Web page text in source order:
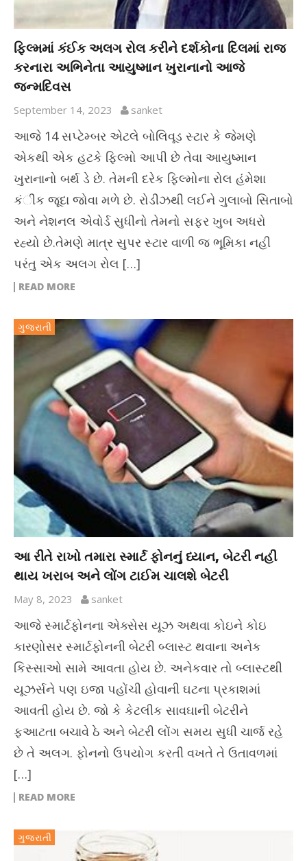
ફિલ્મમાં કંઈક અલગ રોલ કરીને દર્શકોના દિલમાં રાજ
કરનારા અભિનેતા આયુષ્માન ખુરાનાનો આજે
જન્મદિવસ
September 14, 2023 sanket
આજે 14 સપ્ટેમ્બર એટલે બોલિવૂડ સ્ટાર કે જેમણે
એકથી એક હટકે ફિલ્મો આપી છે તેવા આયુષ્માન
ખુરાનાનો બર્થ ડે છે. તેમની દરેક ફિલ્મોના રોલ હંમેશા
કંીક જૂદા જોવા મળે છે. રોડીઝથી લઈને ગુલાબો સિતાબો
અને નેશનલ એવોર્ડ સુધીનો તેમનો સફર ખુબ અધરો
રહ્યો છે.તેમણે માત્ર સુપર સ્ટાર વાળી જ ભૂમિકા નહી
પરંતુ એક અલગ રોલ […]
READ MORE
ગુજરાતી
આ રીતે રાખો તમારા સ્માર્ટ ફોનનું ધ્યાન, બેટરી નહી
થાય ખરાબ અને લોંગ ટાઈમ ચાલશે બેટરી
May 8, 2023 sanket
આજે સ્માર્ટફોનના એક્સેસ યૂઝ અથવા કોઇને કોઇ
કારણોસર સ્માર્ટફોનની બેટરી બ્લાસ્ટ થવાના અનેક
કિસ્સાઓ સામે આવતા હોય છે. અનેકવાર તો બ્લાસ્ટથી
યૂઝર્સને પણ ઇજા પહોંચી હોવાની ઘટના પ્રકાશમાં
આવતી હોય છે. જો કે કેટલીક સાવઘાની બેટરીને
ફઆટતા બચાવે ઠે અને બેટરી લોંગ સમય સુધી ચાર્જ રહે
છે તે અલગ. ફોનનો ઉપયોગ કરતી વખતે તે ઉતાવળમાં
[…]
READ MORE
ગુજરાતી